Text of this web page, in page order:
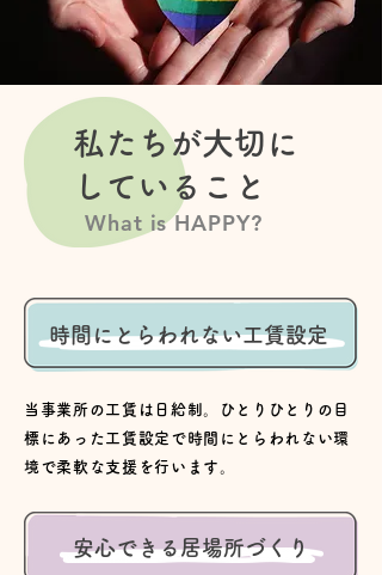
私たちが大切に
していること
What is HAPPY?
時間にとらわれない工賃設定
当事業所の工賃は日給制。ひとりひとりの目
標にあった工賃設定で時間にとらわれない環
境で柔軟な支援を行います。
安心できる居場所づくり